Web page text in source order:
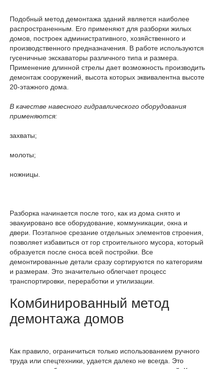
Подобный метод демонтажа зданий является наиболее
распространенным. Его применяют для разборки жилых
домов, построек административного, хозяйственного и
производственного предназначения. В работе используются
гусеничные экскаваторы различного типа и размера.
Применение длинной стрелы дает возможность производить
демонтаж сооружений, высота которых эквивалентна высоте
20-этажного дома.
В качестве навесного гидравлического оборудования
применяются:
захваты;
молоты;
ножницы.
Разборка начинается после того, как из дома снято и
эвакуировано все оборудование, коммуникации, окна и
двери. Поэтапное срезание отдельных элементов строения,
позволяет избавиться от гор строительного мусора, который
образуется после сноса всей постройки. Все
демонтированные детали сразу сортируются по категориям
и размерам. Это значительно облегчает процесс
транспортировки, переработки и утилизации.
Комбинированный метод
демонтажа домов
Как правило, ограничиться только использованием ручного
труда или спецтехники, удается далеко не всегда. Это